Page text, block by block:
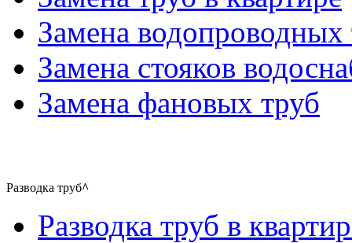
Замена водопроводных
Замена стояков
Замена фановых труб
Разводка труб^
Разводка труб в